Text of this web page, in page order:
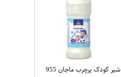
شیر کودک پرچرب ماجان 955